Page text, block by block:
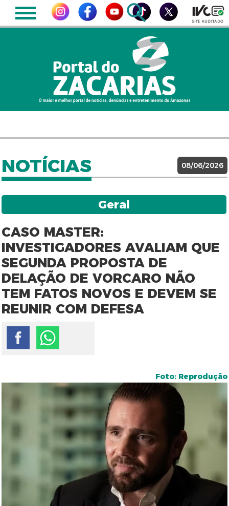
NOTÍCIAS 08/06/2026
Geral
CASO MASTER:
INVESTIGADORES AVALIAM QUE
SEGUNDA PROPOSTA DE
DELAÇÃO DE VORCARO NÃO
TEM FATOS NOVOS E DEVEM SE
REUNIR COM DEFESA
Foto: Reprodução